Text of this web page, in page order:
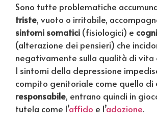
Sono tutte problematiche
triste, vuoto o irritabile,
sintomi somatici (fisiologici) e
(alterazione dei pensieri) che
negativamente sulla qualità di vita
I sintomi della depressione
compito genitoriale come quello di
responsabile, entrano quindi in
tutela come l’affido e l’adozione.